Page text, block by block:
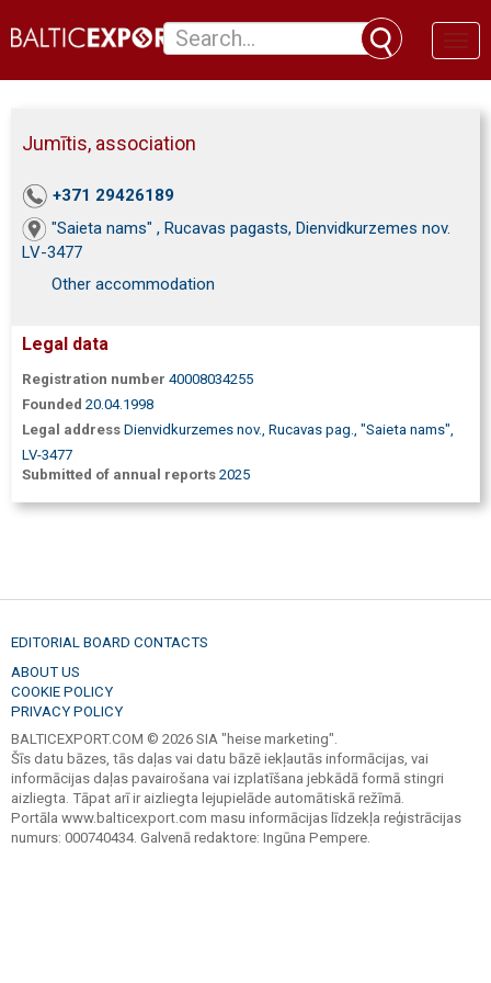
Jumītis, association
+371 29426189
"Saieta nams" , Rucavas pagasts, Dienvidkurzemes nov.
LV-3477
Other accommodation
Legal data
Registration number 40008034255
Founded 20.04.1998
Legal address Dienvidkurzemes nov., Rucavas pag., "Saieta nams",
LV-3477
Submitted of annual reports 2025
EDITORIAL BOARD CONTACTS
ABOUT US
COOKIE POLICY
PRIVACY POLICY
BALTICEXPORT.COM © 2026 SIA "heise marketing".
Šīs datu bāzes, tās daļas vai datu bāzē iekļautās informācijas, vai
informācijas daļas pavairošana vai izplatīšana jebkādā formā stingri
aizliegta. Tāpat arī ir aizliegta lejupielāde automātiskā režīmā.
Portāla www.balticexport.com masu informācijas līdzekļa reģistrācijas
numurs: 000740434. Galvenā redaktore: Ingūna Pempere.